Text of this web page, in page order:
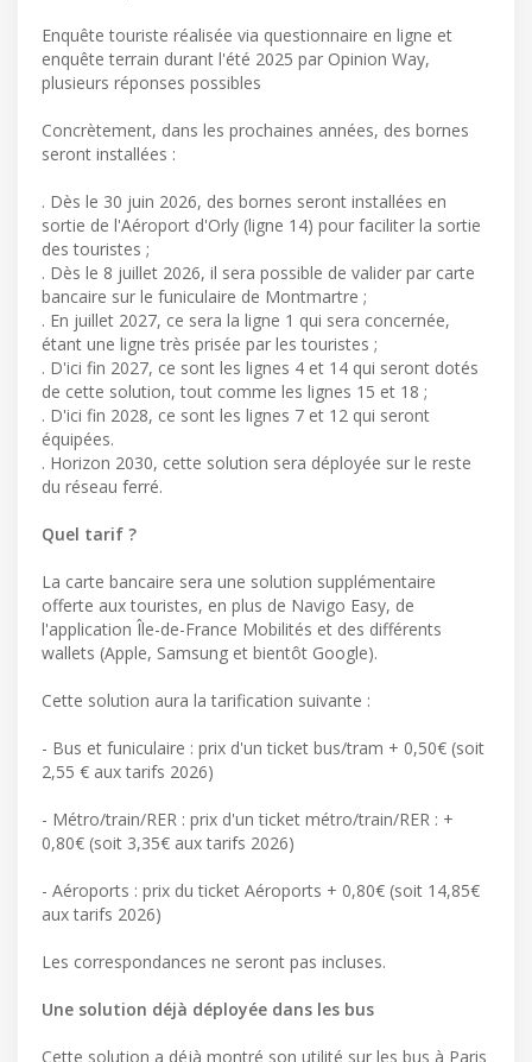
Enquête touriste réalisée via questionnaire en ligne et
enquête terrain durant l'été 2025 par Opinion Way,
plusieurs réponses possibles
Concrètement, dans les prochaines années, des bornes
seront installées :
. Dès le 30 juin 2026, des bornes seront installées en
sortie de l'Aéroport d'Orly (ligne 14) pour faciliter la sortie
des touristes ;
. Dès le 8 juillet 2026, il sera possible de valider par carte
bancaire sur le funiculaire de Montmartre ;
. En juillet 2027, ce sera la ligne 1 qui sera concernée,
étant une ligne très prisée par les touristes ;
. D'ici fin 2027, ce sont les lignes 4 et 14 qui seront dotés
de cette solution, tout comme les lignes 15 et 18 ;
. D'ici fin 2028, ce sont les lignes 7 et 12 qui seront
équipées.
. Horizon 2030, cette solution sera déployée sur le reste
du réseau ferré.
Quel tarif ?
La carte bancaire sera une solution supplémentaire
offerte aux touristes, en plus de Navigo Easy, de
l'application Île-de-France Mobilités et des différents
wallets (Apple, Samsung et bientôt Google).
Cette solution aura la tarification suivante :
- Bus et funiculaire : prix d'un ticket bus/tram + 0,50€ (soit
2,55 € aux tarifs 2026)
- Métro/train/RER : prix d'un ticket métro/train/RER : +
0,80€ (soit 3,35€ aux tarifs 2026)
- Aéroports : prix du ticket Aéroports + 0,80€ (soit 14,85€
aux tarifs 2026)
Les correspondances ne seront pas incluses.
Une solution déjà déployée dans les bus
Cette solution a déjà montré son utilité sur les bus à Paris